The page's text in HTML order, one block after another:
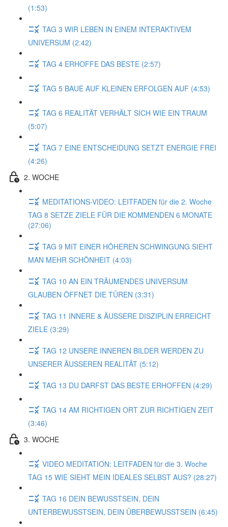
(1:53)
TAG 3 WIR LEBEN IN EINEM INTERAKTIVEM
UNIVERSUM (2:42)
TAG 4 ERHOFFE DAS BESTE (2:57)
TAG 5 BAUE AUF KLEINEN ERFOLGEN AUF (4:53)
TAG 6 REALITÄT VERHÄLT SICH WIE EIN TRAUM
(5:07)
TAG 7 EINE ENTSCHEIDUNG SETZT ENERGIE FREI
(4:26)
2. WOCHE
MEDITATIONS-VIDEO: LEITFADEN für die 2. Woche
TAG 8 SETZE ZIELE FÜR DIE KOMMENDEN 6 MONATE
(27:06)
TAG 9 MIT EINER HÖHEREN SCHWINGUNG SIEHT
MAN MEHR SCHÖNHEIT (4:03)
TAG 10 AN EIN TRÄUMENDES UNIVERSUM
GLAUBEN ÖFFNET DIE TÜREN (3:31)
TAG 11 INNERE & ÄUSSERE DISZIPLIN ERREICHT
ZIELE (3:29)
TAG 12 UNSERE INNEREN BILDER WERDEN ZU
UNSERER ÄUSSEREN REALITÄT (5:12)
TAG 13 DU DARFST DAS BESTE ERHOFFEN (4:29)
TAG 14 AM RICHTIGEN ORT ZUR RICHTIGEN ZEIT
(3:46)
3. WOCHE
VIDEO MEDITATION: LEITFADEN für die 3. Woche
TAG 15 WIE SIEHT MEIN IDEALES SELBST AUS? (28:27)
TAG 16 DEIN BEWUSSTSEIN, DEIN
UNTERBEWUSSTSEIN, DEIN ÜBERBEWUSSTSEIN (6:45)